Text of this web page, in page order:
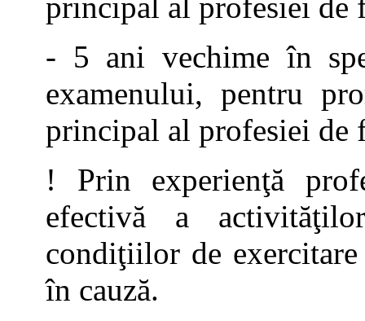
principal al profesiei de
- 5 ani vechime în
examenului, pentru
principal al profesiei de
! Prin experienţă
efectivă a
condiţiilor de
în cauză.